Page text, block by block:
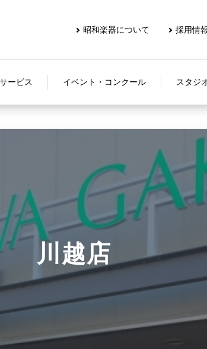
昭和楽器について 採用情
ービス イベント・コンクール スタジ
川越店